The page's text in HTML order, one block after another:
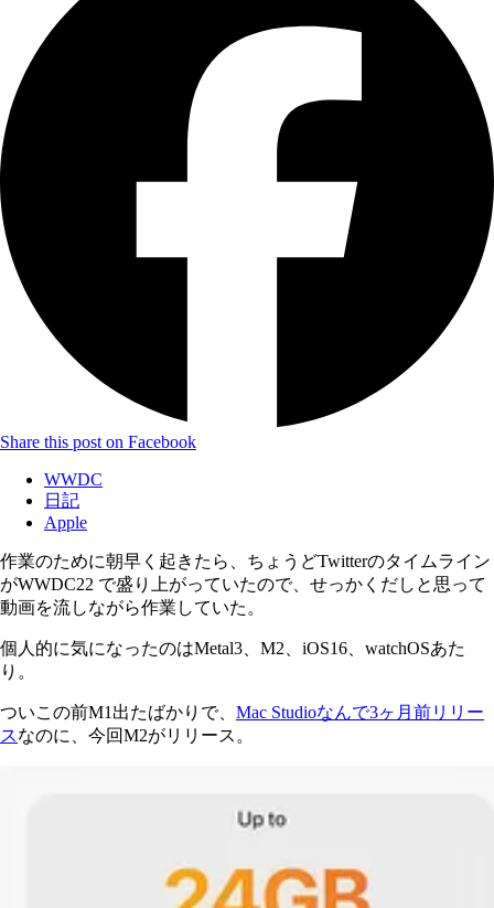
Share this post on Facebook
WWDC
日記
Apple
作業のために朝早く起きたら、ちょうどTwitterのタイムライン
がWWDC22 で盛り上がっていたので、せっかくだしと思って
動画を流しながら作業していた。
個人的に気になったのはMetal3、M2、iOS16、watchOSあた
り。
ついこの前M1出たばかりで、 Mac Studioなんで3ヶ月前リリー
スなのに、今回M2がリリース。